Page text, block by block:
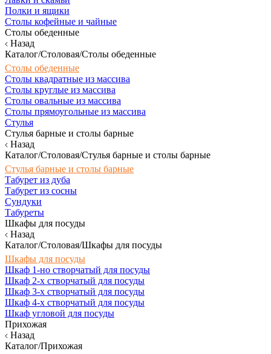
Полки и ящики
Столы кофейные и чайные
Столы обеденные
Назад
Каталог/Столовая/Столы обеденные
Столы обеденные
Столы квадратные из массива
Столы круглые из массива
Столы овальные из массива
Столы прямоугольные из массива
Стулья
Стулья барные и столы барные
Назад
Каталог/Столовая/Стулья барные и столы барные
Стулья барные и столы барные
Табурет из дуба
Табурет из сосны
Сундуки
Табуреты
Шкафы для посуды
Назад
Каталог/Столовая/Шкафы для посуды
Шкафы для посуды
Шкаф 1-но створчатый для посуды
Шкаф 2-х створчатый для посуды
Шкаф 3-х створчатый для посуды
Шкаф 4-х створчатый для посуды
Шкаф угловой для посуды
Прихожая
Назад
Каталог/Прихожая